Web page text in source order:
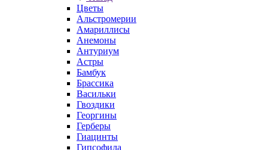
Цветы
Альстромерии
Амариллисы
Анемоны
Антуриум
Астры
Бамбук
Брассика
Васильки
Гвоздики
Георгины
Герберы
Гиацинты
Гипсофила